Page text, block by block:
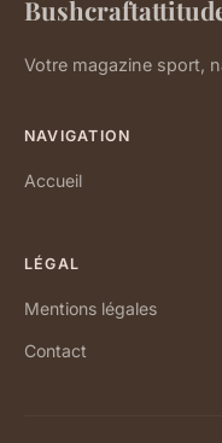
Votre magazine sport,
NAVIGATION
Accueil
LÉGAL
Mentions légales
Contact